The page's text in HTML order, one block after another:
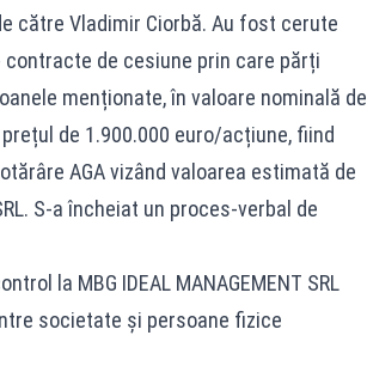
către Vladimir Ciorbă. Au fost cerute
de cesiune prin care părți
menționate, în valoare nominală de
de 1.900.000 euro/acțiune, fiind
AGA vizând valoarea estimată de
S-a încheiat un proces-verbal de
la MBG IDEAL MANAGEMENT SRL
societate și persoane fizice